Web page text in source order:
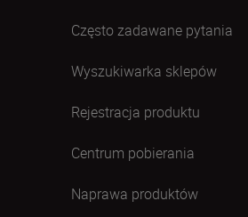
Często zadawane pytania
Wyszukiwarka sklepów
Rejestracja produktu
Centrum pobierania
Naprawa produktów